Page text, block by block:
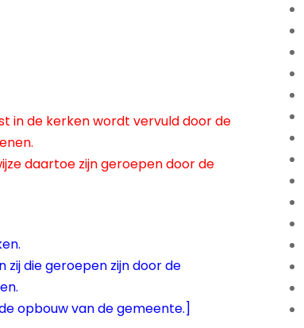
in de kerken wordt vervuld door de
daartoe zijn geroepen door de
zij die geroepen zijn door de
opbouw van de gemeente.]